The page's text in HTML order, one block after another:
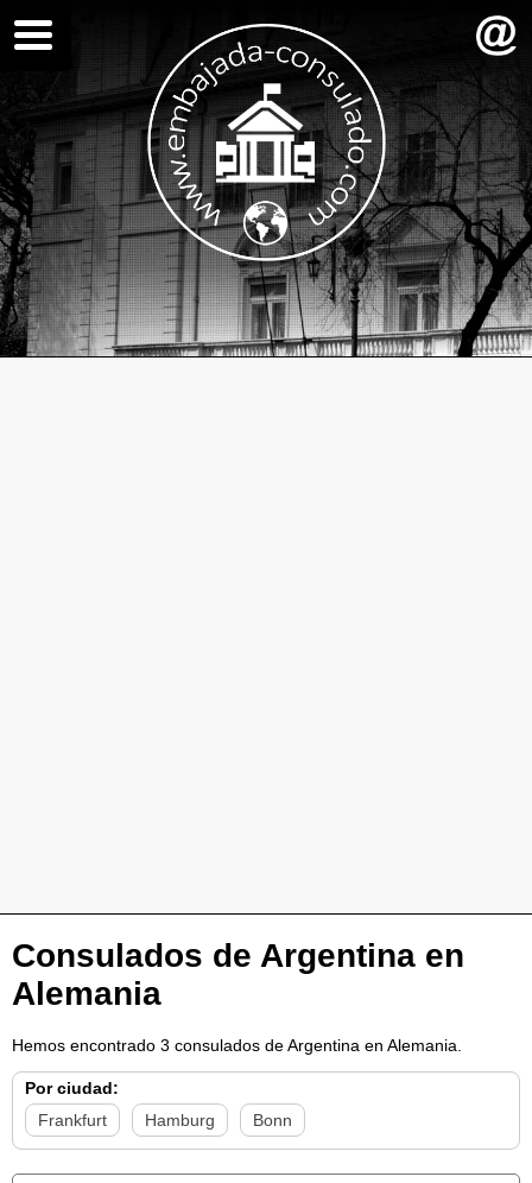
Consulados de Argentina en
Alemania
Hemos encontrado 3 consulados de Argentina en Alemania.
Por ciudad:
Frankfurt
Hamburg Bonn